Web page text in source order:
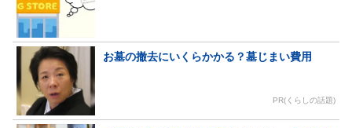
お墓の撤去にいくらかかる？墓じまい費用
PR(くらしの話題)